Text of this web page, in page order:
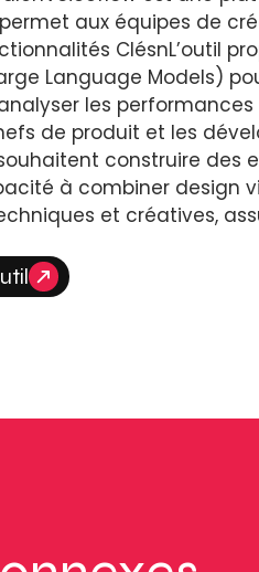
permet aux équipes de
ClésnL’outil
Language Models)
les
de produit et les
construire des
à combiner design
et créatives,